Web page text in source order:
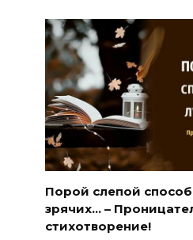
Порой слепой
зрячих… –
стихотворение!